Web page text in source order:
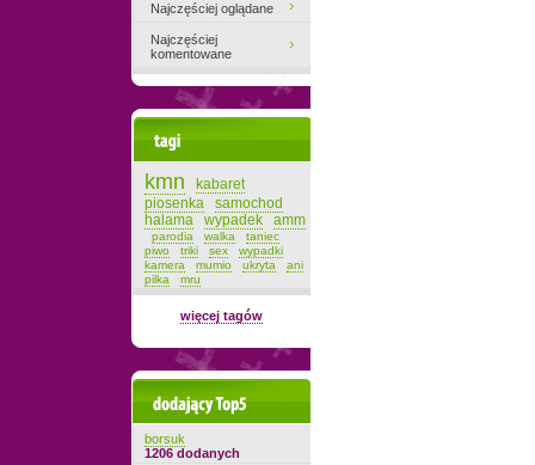
Najczęściej oglądane
Najczęściej
komentowane
kmn
kabaret
piosenka
samochod
halama
wypadek amm
parodia walka
taniec
piwo
triki sex
wypadki
kamera
mumio ukryta
ani
pilka
mru
więcej tagów
Dodający top-5
borsuk
1206 dodanych